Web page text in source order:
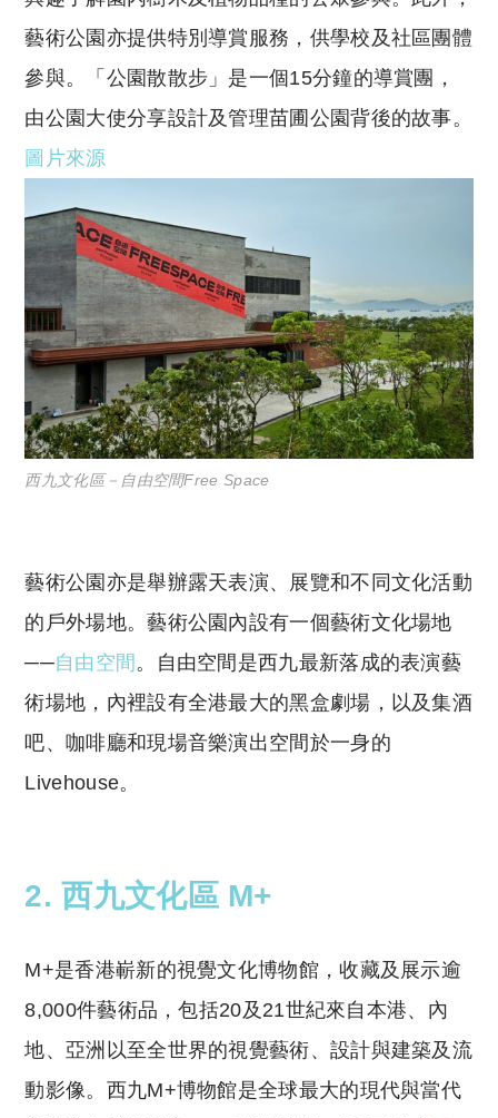
藝術公園亦提供特別導賞服務，供學校及社區團體
參與。「公園散散步」是一個15分鐘的導賞團，
由公園大使分享設計及管理苗圃公園背後的故事。
圖片來源
西九文化區－自由空間Free Space
藝術公園亦是舉辦露天表演、展覽和不同文化活動
的戶外場地。藝術公園內設有一個藝術文化場地
──自由空間。自由空間是西九最新落成的表演藝
術場地，內裡設有全港最大的黑盒劇場，以及集酒
吧、咖啡廳和現場音樂演出空間於一身的
Livehouse。
2. 西九文化區 M+
M+是香港嶄新的視覺文化博物館，收藏及展示逾
8,000件藝術品，包括20及21世紀來自本港、內
地、亞洲以至全世界的視覺藝術、設計與建築及流
動影像。西九M+博物館是全球最大的現代與當代